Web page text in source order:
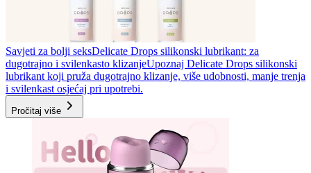
Savjeti za bolji seksDelicate Drops silikonski lubrikant: za
dugotrajno i svilenkasto klizanjeUpoznaj Delicate Drops silikonski
lubrikant koji pruža dugotrajno klizanje, više udobnosti, manje trenja
i svilenkast osjećaj pri upotrebi.
Pročitaj više